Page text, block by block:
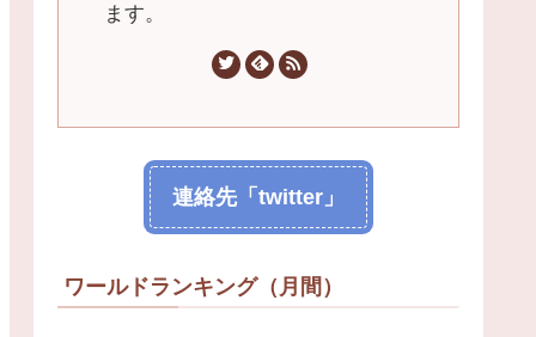
ます。
連絡先「twitter」
ワールドランキング（月間）